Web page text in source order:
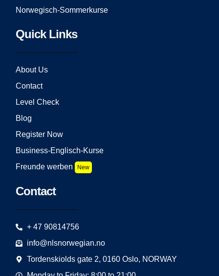
Norwegisch-Sommerkurse
Quick Links
About Us
Contact
Level Check
Blog
Register Now
Business-Englisch-Kurse
Freunde werben
New
Contact
+ 47 90814756
info@nlsnorwegian.no
Tordenskiolds gate 2, 0160 Oslo, NORWAY